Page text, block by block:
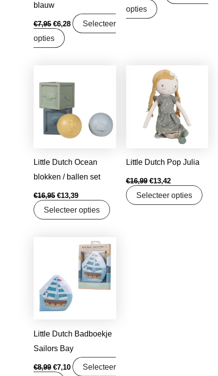
blauw
€7,95 €6,28
Selecteer
opties
opties
Little Dutch Ocean
blokken / ballen set
€16,95
was:
€16,95.
€13,39
Selecteer opties
Little Dutch Pop Julia
€16,99
Oorspronkelijke
prijs
was:
€16,99.
€13,42
Huidige
prijs
is:
€13,42.
Selecteer opties
Little Dutch Badboekje
Sailors Bay
€8,99
Oorspronkelijke
€7,10
Huidige
prijs
is:
€7,10.
Selecteer